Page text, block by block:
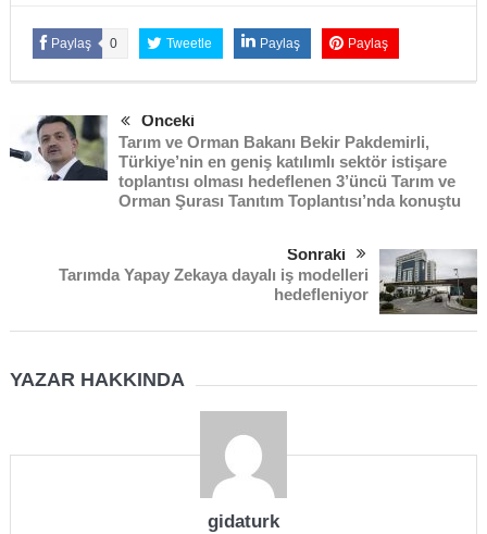
Paylaş 0 Tweetle Paylaş Paylaş
Önceki
Tarım ve Orman Bakanı Bekir Pakdemirli,
Türkiye’nin en geniş katılımlı sektör istişare
toplantısı olması hedeflenen 3’üncü Tarım ve
Orman Şurası Tanıtım Toplantısı’nda konuştu
Sonraki
Tarımda Yapay Zekaya dayalı iş modelleri
hedefleniyor
YAZAR HAKKINDA
gidaturk